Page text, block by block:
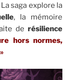
saga explore la
, la mémoire
de résilience
hors normes,